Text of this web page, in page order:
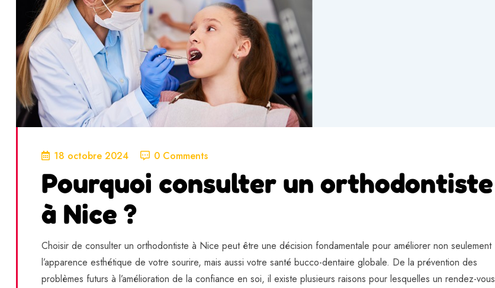
18 octobre 2024 0 Comments
Pourquoi consulter un orthodontiste
à Nice ?
Choisir de consulter un orthodontiste à Nice peut être une décision fondamentale pour améliorer non seulement
l’apparence esthétique de votre sourire, mais aussi votre santé bucco-dentaire globale. De la prévention des
problèmes futurs à l’amélioration de la confiance en soi, il existe plusieurs raisons pour lesquelles un rendez-vous